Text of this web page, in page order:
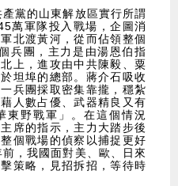
黨的山東解放區實行所謂
萬軍隊投入戰場，企圖消
北渡黃河，從而佔領整個
兵團，主力是由湯恩伯指
上，進攻由中共陳毅、粟
坦埠的總部。蔣介石吸收
兵團採取密集靠攏，穩紮
人數占優、武器精良又有
東野戰軍」。在這個情況
席的指示，主力大踏步後
個戰場的偵察以捕捉更好
，我國面對美、歐、日來
策略，見招拆招，等待時